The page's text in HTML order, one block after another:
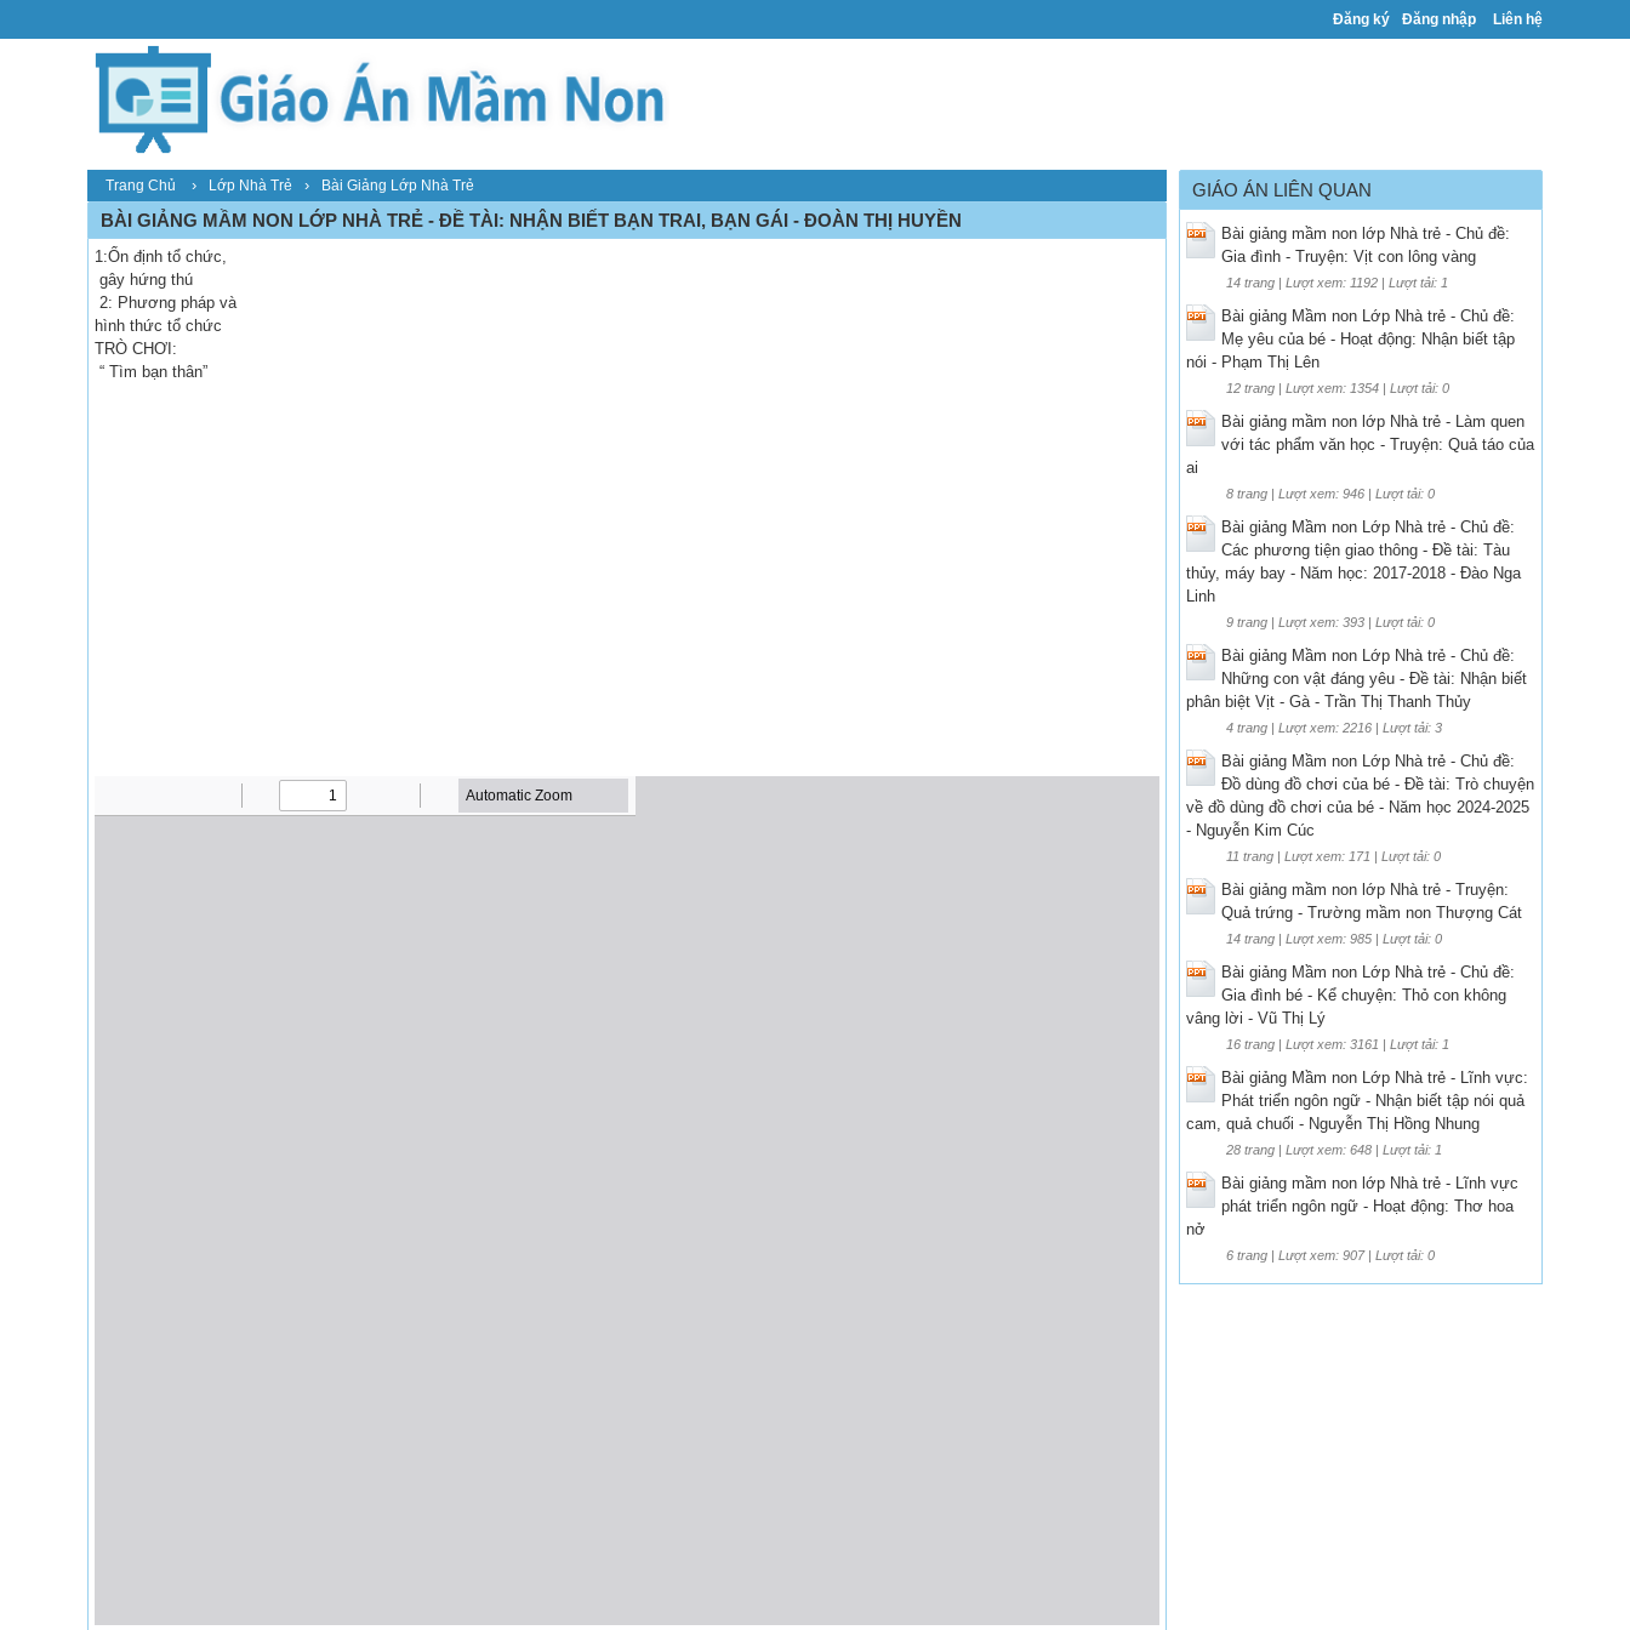
Đăng ký Đăng nhập Liên hệ
Trang Chủ › Lớp Nhà Trẻ › Bài Giảng Lớp Nhà Trẻ
BÀI GIẢNG MẦM NON LỚP NHÀ TRẺ - ĐỀ TÀI: NHẬN BIẾT BẠN TRAI, BẠN GÁI - ĐOÀN THỊ HUYỀN
1:Ổn định tổ chức,
gây hứng thú
2: Phương pháp và
hình thức tổ chức
TRÒ CHƠI:
“ Tìm bạn thân”
GIÁO ÁN LIÊN QUAN
Bài giảng mầm non lớp Nhà trẻ - Chủ đề:
Gia đình - Truyện: Vịt con lông vàng
14 trang | Lượt xem: 1192 | Lượt tải: 1
Bài giảng Mầm non Lớp Nhà trẻ - Chủ đề:
Mẹ yêu của bé - Hoạt động: Nhận biết tập
nói - Phạm Thị Lên
12 trang | Lượt xem: 1354 | Lượt tải: 0
Bài giảng mầm non lớp Nhà trẻ - Làm quen
với tác phẩm văn học - Truyện: Quả táo của
ai
8 trang | Lượt xem: 946 | Lượt tải: 0
Bài giảng Mầm non Lớp Nhà trẻ - Chủ đề:
Các phương tiện giao thông - Đề tài: Tàu
thủy, máy bay - Năm học: 2017-2018 - Đào Nga
Linh
9 trang | Lượt xem: 393 | Lượt tải: 0
Bài giảng Mầm non Lớp Nhà trẻ - Chủ đề:
Những con vật đáng yêu - Đề tài: Nhận biết
phân biệt Vịt - Gà - Trần Thị Thanh Thủy
4 trang | Lượt xem: 2216 | Lượt tải: 3
Bài giảng Mầm non Lớp Nhà trẻ - Chủ đề:
Đồ dùng đồ chơi của bé - Đề tài: Trò chuyện
về đồ dùng đồ chơi của bé - Năm học 2024-2025
- Nguyễn Kim Cúc
11 trang | Lượt xem: 171 | Lượt tải: 0
Bài giảng mầm non lớp Nhà trẻ - Truyện:
Quả trứng - Trường mầm non Thượng Cát
14 trang | Lượt xem: 985 | Lượt tải: 0
Bài giảng Mầm non Lớp Nhà trẻ - Chủ đề:
Gia đình bé - Kể chuyện: Thỏ con không
vâng lời - Vũ Thị Lý
16 trang | Lượt xem: 3161 | Lượt tải: 1
Bài giảng Mầm non Lớp Nhà trẻ - Lĩnh vực:
Phát triển ngôn ngữ - Nhận biết tập nói quả
cam, quả chuối - Nguyễn Thị Hồng Nhung
28 trang | Lượt xem: 648 | Lượt tải: 1
Bài giảng mầm non lớp Nhà trẻ - Lĩnh vực
phát triển ngôn ngữ - Hoạt động: Thơ hoa
nở
6 trang | Lượt xem: 907 | Lượt tải: 0